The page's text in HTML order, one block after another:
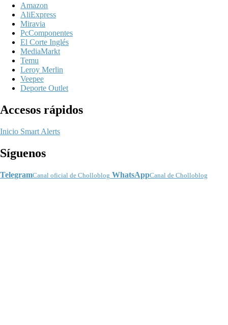
Amazon
AliExpress
Miravia
PcComponentes
El Corte Inglés
MediaMarkt
Temu
Leroy Merlin
Veepee
Deporte Outlet
Accesos rápidos
Inicio Smart Alerts
Síguenos
TelegramCanal oficial de Cholloblog WhatsAppCanal de Cholloblog